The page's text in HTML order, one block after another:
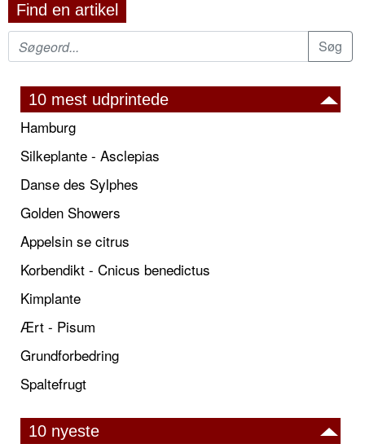
Find en artikel
10 mest udprintede
Hamburg
Silkeplante - Asclepias
Danse des Sylphes
Golden Showers
Appelsin se citrus
Korbendikt - Cnicus benedictus
Kimplante
Ært - Pisum
Grundforbedring
Spaltefrugt
10 nyeste